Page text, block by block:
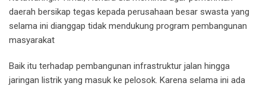
daerah bersikap tegas kepada perusahaan besar swasta yang
selama ini dianggap tidak mendukung program pembangunan
masyarakat
Baik itu terhadap pembangunan infrastruktur jalan hingga
jaringan listrik yang masuk ke pelosok. Karena selama ini ada